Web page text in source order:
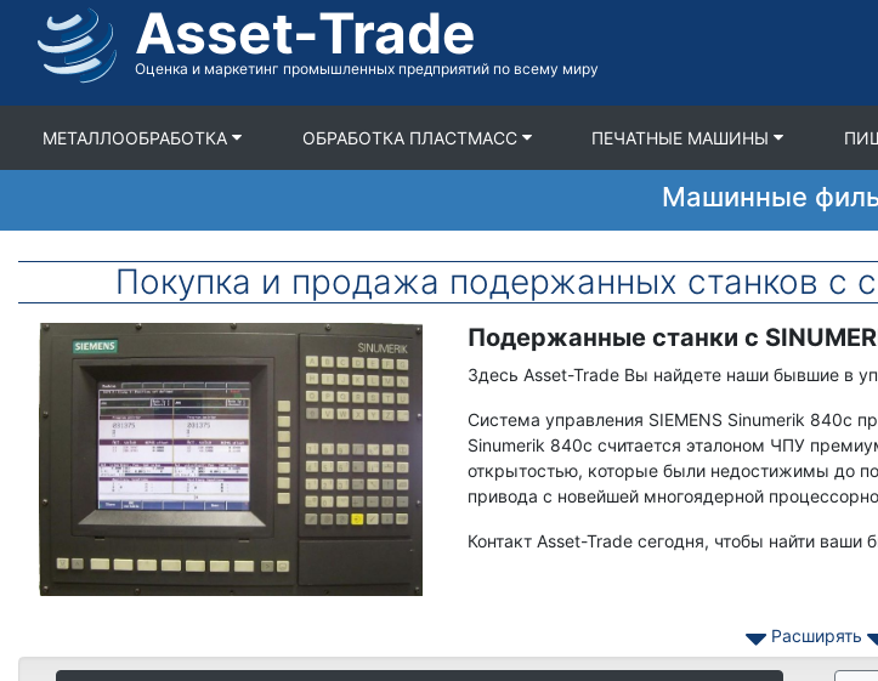
Перейти
содержимому
Asset-Trade
Оценка и маркетинг промышленных предприятий по всему миру
МЕТАЛЛООБРАБОТКА ОБРАБОТКА ПЛАСТМАСС ПЕЧАТНЫЕ МАШИНЫ
Машинные
Покупка и продажа подержанных станков с
Фото
товара
Срок
Описание
Подержанные станки с
Здесь Asset-Trade Вы найдете наши бывшие в
Система управления SIEMENS Sinumerik 840c
Sinumerik 840c считается эталоном ЧПУ
открытостью, которые были недостижимы до
привода с новейшей многоядерной
Контакт Asset-Trade сегодня, чтобы найти
Расширять